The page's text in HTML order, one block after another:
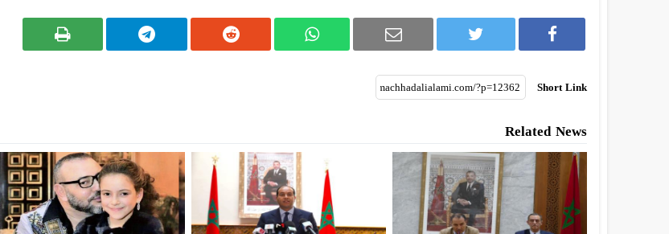
Short Link
Related News